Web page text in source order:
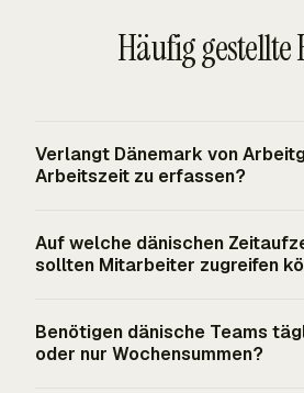
Häufig gestellte
Verlangt Dänemark von
Arbeitszeit zu erfassen?
am 1. Juli 2024 in Kraft. Arbeitgeber
zuverlässige, zugängliche
Mitarbeiters zu messen. Mitarbeiter
ihre eigenen registrierten
Auf welche dänischen
sollten Mitarbeiter zugreifen
Arbeitszeitinformationen zugreifen
Benötigen dänische Teams
oder nur Wochensummen?